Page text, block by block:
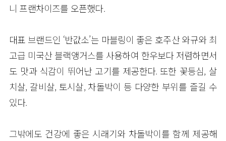
니 프랜차이즈를 오픈했다.
대표 브랜드인 ‘반값소’는 마블링이 좋은 호주산 와규와 최
고급 미국산 블랙앵거스를 사용하여 한우보다 저렴하면서
도 맛과 식감이 뛰어난 고기를 제공한다. 또한 꽃등심, 살
치살, 갈비살, 토시살, 차돌박이 등 다양한 부위를 즐길 수
있다.
그밖에도 건강에 좋은 시래기와 차돌박이를 함께 제공해